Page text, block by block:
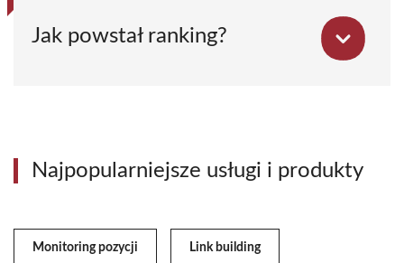
Jak powstał ranking?
Najpopularniejsze usługi i produkty
Monitoring pozycji Link building